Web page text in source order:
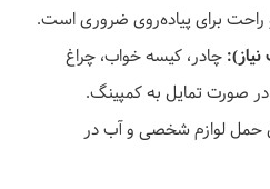
برای پیاده‌روی ضروری است.
چادر، کیسه خواب، چراغ
صورت تمایل به کمپینگ.
حمل لوازم شخصی و آب در